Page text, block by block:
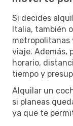
Si decides
Italia, también
metropolitanas
viaje. Además,
horario,
tiempo y
Alquilar un
si planeas
ya que te